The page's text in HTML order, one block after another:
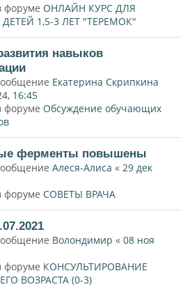
форуме ОНЛАЙН КУРС ДЛЯ
1,5-3 ЛЕТ "ТЕРЕМОК"
навыков
Екатерина Скрипкина
16:45
форуме Обсуждение обучающих
ферменты повышены
Алеся-Алиса « 29 дек
форуме СОВЕТЫ ВРАЧА
Волондимир « 08 ноя
форуме КОНСУЛЬТИРОВАНИЕ
ВОЗРАСТА (0-3)